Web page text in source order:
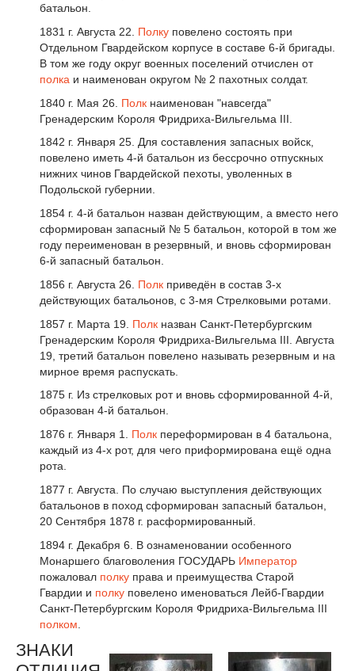
батальон.
1831 г. Августа 22. Полку повелено состоять при
Отдельном Гвардейском корпусе в составе 6-й бригады.
В том же году округ военных поселений отчислен от
полка и наименован округом № 2 пахотных солдат.
1840 г. Мая 26. Полк наименован "навсегда"
Гренадерским Короля Фридриха-Вильгельма III.
1842 г. Января 25. Для составления запасных войск,
повелено иметь 4-й батальон из бессрочно отпускных
нижних чинов Гвардейской пехоты, уволенных в
Подольской губернии.
1854 г. 4-й батальон назван действующим, а вместо него
сформирован запасный № 5 батальон, которой в том же
году переименован в резервный, и вновь сформирован
6-й запасный батальон.
1856 г. Августа 26. Полк приведён в состав 3-х
действующих батальонов, с 3-мя Стрелковыми ротами.
1857 г. Марта 19. Полк назван Санкт-Петербургским
Гренадерским Короля Фридриха-Вильгельма III. Августа
19, третий батальон повелено называть резервным и на
мирное время распускать.
1875 г. Из стрелковых рот и вновь сформированной 4-й,
образован 4-й батальон.
1876 г. Января 1. Полк переформирован в 4 батальона,
каждый из 4-х рот, для чего приформирована ещё одна
рота.
1877 г. Августа. По случаю выступления действующих
батальонов в поход сформирован запасный батальон,
20 Сентября 1878 г. расформированный.
1894 г. Декабря 6. В ознаменовании особенного
Монаршего благоволения ГОСУДАРЬ Император
пожаловал полку права и преимущества Старой
Гвардии и полку повелено именоваться Лейб-Гвардии
Санкт-Петербургским Короля Фридриха-Вильгельма III
полком
ЗНАКИ